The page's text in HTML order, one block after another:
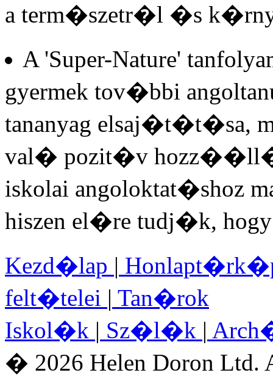
a term�szetr�l �s
A 'Super-Nature'
gyermek tov�bbi
tananyag elsaj�t�t�sa,
val� pozit�v
iskolai angoloktat�shoz
hiszen el�re tudj�k, hogy
Kezd�lap |
felt�telei | Tan�rok
Iskol�k | Sz�l�k |
� 2026 Helen Doron Ltd.